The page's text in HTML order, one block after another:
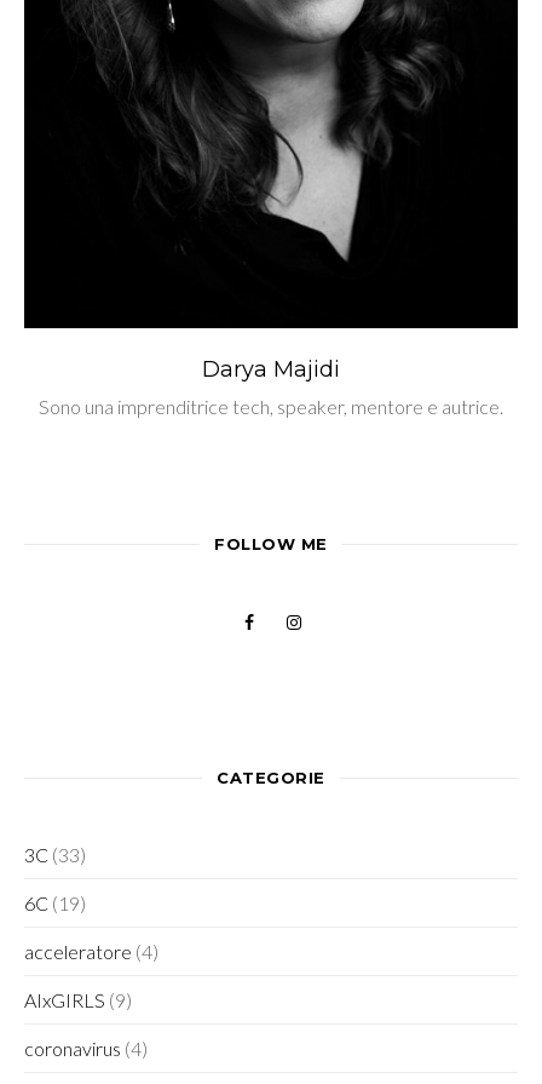
Darya Majidi
Sono una imprenditrice tech, speaker, mentore e autrice.
FOLLOW ME
CATEGORIE
3C (33)
6C (19)
acceleratore (4)
AIxGIRLS (9)
coronavirus (4)